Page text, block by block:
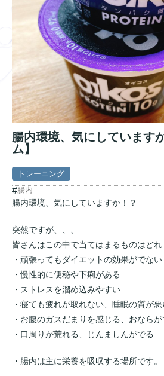
腸内環境、気にしています
ム】
トレーニング
#腸内
腸内環境、気にしていますか！？
突然ですが、、、
皆さんはこの中で当てはまるものはど
・頑張ってもダイエットの効果がでない
・慢性的に便秘や下痢がある
・ストレスを溜め込みやすい
・寝ても疲れが取れない、睡眠の質が悪
・お腹のガスだまりを感じる、おならが
・口周りが荒れる、じんましんがでる
・腸内は主に栄養を吸収する場所です。